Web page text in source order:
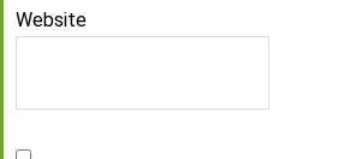
Website